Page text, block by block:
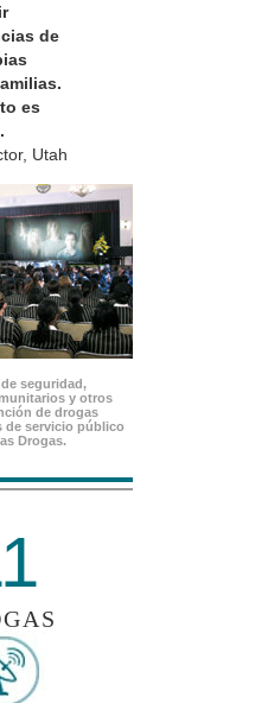
de
es
Utah
seguridad,
y otros
de drogas
de servicio público
Drogas.